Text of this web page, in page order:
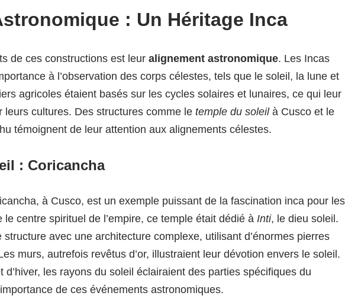
: Un Héritage Inca
de ces constructions est leur alignement astronomique. Les Incas
à l’observation des corps célestes, tels que le soleil, la lune et
agricoles étaient basés sur les cycles solaires et lunaires, ce qui leur
leurs cultures. Des structures comme le temple du soleilà Cusco et le
témoignent de leur attention aux alignements célestes.
: Coricancha
à Cusco, est un exemple puissant de la fascination inca pour les
centre spirituel de l’empire, ce temple était dédié à Inti, le dieu soleil.
avec une architecture complexe, utilisant d’énormes pierres
murs, autrefois revêtus d’or, illustraient leur dévotion envers le soleil.
d’hiver, les rayons du soleil éclairaient des parties spécifiques du
de ces événements astronomiques.